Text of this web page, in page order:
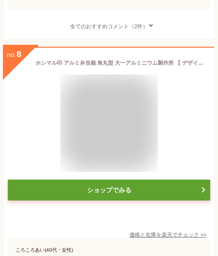
全てのおすすめコメント（2件）
no. 8
ホシマル印 アルミ弁当箱 角丸型 大一アルミニウム製作所 【 デザイン雑貨 お弁当箱 ランチボックス 遠足 レトロ 仕切り 日本製】
ショップでみる
価格と在庫を楽天でチェック >>
ころころあい(40代・女性)